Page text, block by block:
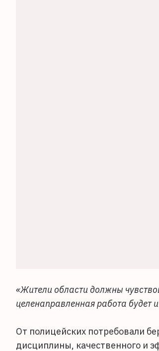
«Жители области должны
целенаправленная работа будет
От полицейских потребовали
дисциплины, качественного и